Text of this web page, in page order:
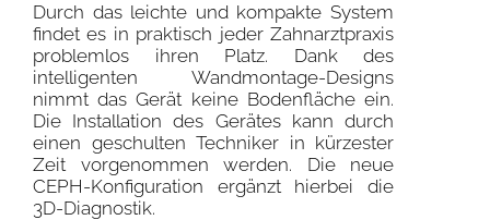
Durch das leichte und kompakte System
findet es in praktisch jeder Zahnarztpraxis
problemlos ihren Platz. Dank des
intelligenten Wandmontage-Designs
nimmt das Gerät keine Bodenfläche ein.
Die Installation des Gerätes kann durch
einen geschulten Techniker in kürzester
Zeit vorgenommen werden. Die neue
CEPH-Konfiguration ergänzt hierbei die
3D-Diagnostik.